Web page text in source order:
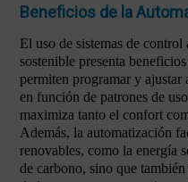
Beneficios de la
El uso de sistemas de
sostenible presenta
permiten programar y
en función de patrones de
maximiza tanto el confort
Además, la automatización
renovables, como la energía
de carbono, sino que